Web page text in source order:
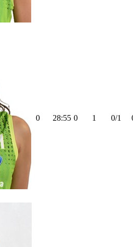
0 28:55 0 1 0/1